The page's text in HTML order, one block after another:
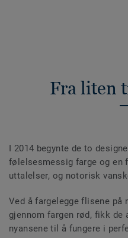
Fra liten
I 2014 begynte de to
følelsesmessig farge og en
uttalelser, og notorisk
Ved å fargelegge flisene på
gjennom fargen rød, fikk de
nyansene til å fungere i